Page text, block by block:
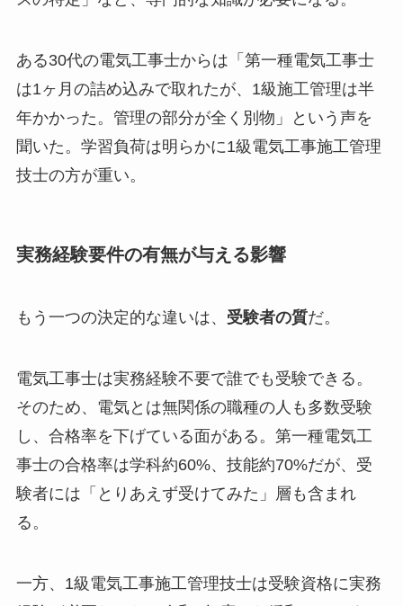
ある30代の電気工事士からは「第一種電気工事士
は1ヶ月の詰め込みで取れたが、1級施工管理は半
年かかった。管理の部分が全く別物」という声を
聞いた。学習負荷は明らかに1級電気工事施工管理
技士の方が重い。
実務経験要件の有無が与える影響
もう一つの決定的な違いは、 受験者の質だ。
電気工事士は実務経験不要で誰でも受験できる。
そのため、電気とは無関係の職種の人も多数受験
し、合格率を下げている面がある。第一種電気工
事士の合格率は学科約60%、技能約70%だが、受
験者には「とりあえず受けてみた」層も含まれ
る。
一方、1級電気工事施工管理技士は受験資格に実務